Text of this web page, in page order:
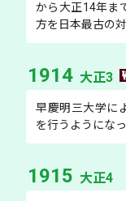
から大正14年ま
方を日本最古の
1914 大正3
早慶明三大学に
を行うようになっ
1915 大正4